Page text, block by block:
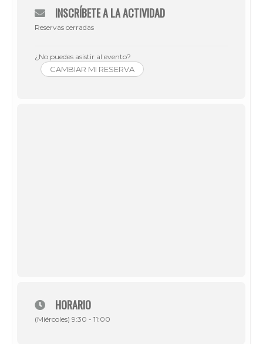
INSCRÍBETE A LA ACTIVIDAD
Reservas cerradas
¿No puedes asistir al evento?
CAMBIAR MI RESERVA
HORARIO
(Miércoles) 9:30 - 11:00